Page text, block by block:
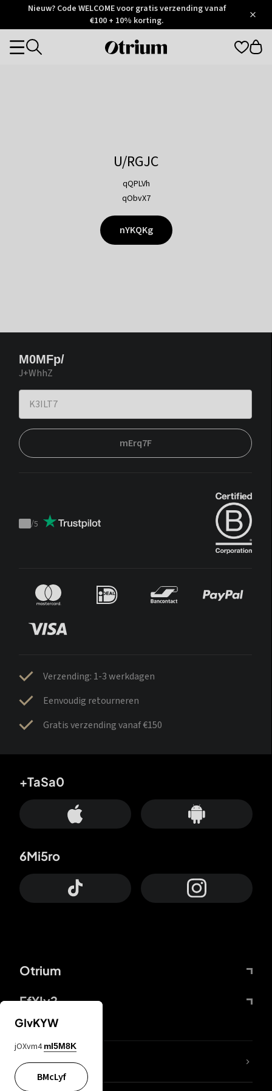
Otrium
Trustpilot
Nieuw? Code WELCOME voor gratis verzending vanaf
€100 + 10% korting.
Otrium
Categories
U/RGJC
qQPLVh
qObvX7
nYKQKg
M0MFp/
J+WhhZ
mErq7F
Trustpilot
/5
Verzending: 1-3 werkdagen
Eenvoudig retourneren
Gratis verzending vanaf €150
Otrium
FfYIy2
+TaSa0
6Mi5ro
KIjvtr
GIvKYW
jOXvm4 mI5M8K
BMcLyf